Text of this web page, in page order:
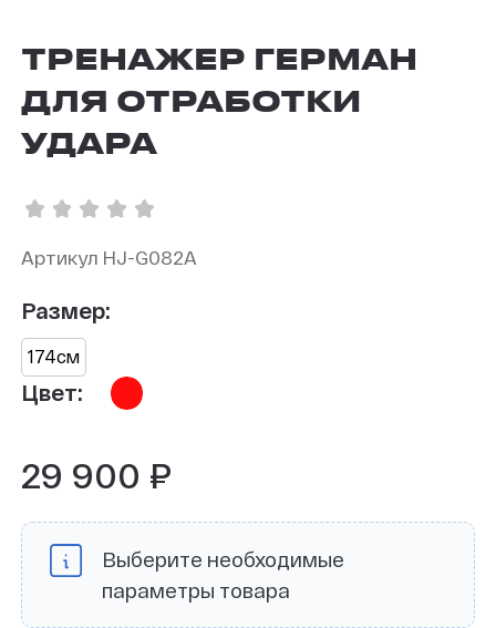
ТРЕНАЖЕР ГЕРМАН
ДЛЯ ОТРАБОТКИ
УДАРА
Артикул HJ-G082A
Размер:
174см
Цвет:
29 900 ₽
Выберите необходимые
параметры товара